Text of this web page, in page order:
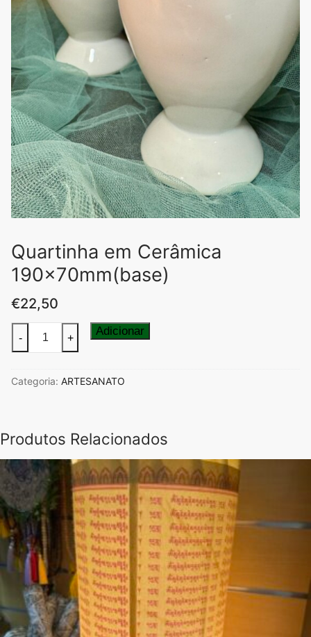
Quartinha em Cerâmica
190x70mm(base)
€22,50
Quantidade
de
em
- + Adicionar
Categoria: ARTESANATO
Produtos Relacionados